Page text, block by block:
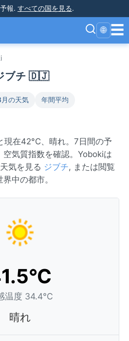
報. すべての国を見る.
🌐 ☰
ブチ 🇩🇯
の天気
年間平均
現在42°C、晴れ。7日間の予
気質指数を確認。Yobokiは
気を見る ジブチ, または閲覧
界中の都市。
温度 34.4°C
晴れ